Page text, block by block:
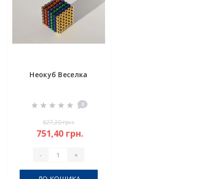
Неокуб Веселка
0
827,20 грн.
751,40 грн.
- +